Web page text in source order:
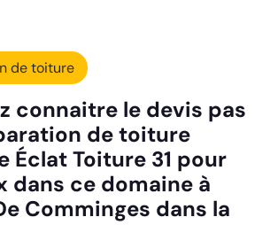
de toiture
connaitre le devis pas
de toiture
Éclat Toiture 31 pour
dans ce domaine à
Comminges dans la